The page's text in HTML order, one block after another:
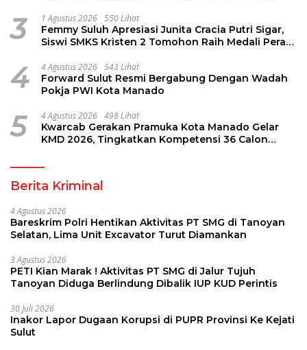
3 1 Agustus 2026 550 Lihat
Femmy Suluh Apresiasi Junita Cracia Putri Sigar,
Siswi SMKS Kristen 2 Tomohon Raih Medali Perak
4 4 Agustus 2026 543 Lihat
Forward Sulut Resmi Bergabung Dengan Wadah
Pokja PWI Kota Manado
5 4 Agustus 2026 498 Lihat
Kwarcab Gerakan Pramuka Kota Manado Gelar
KMD 2026, Tingkatkan Kompetensi 36 Calon
Berita Kriminal
4 Agustus 2026
Bareskrim Polri Hentikan Aktivitas PT SMG di Tanoyan
Selatan, Lima Unit Excavator Turut Diamankan
3 Agustus 2026
PETI Kian Marak ! Aktivitas PT SMG di Jalur Tujuh
Tanoyan Diduga Berlindung Dibalik IUP KUD Perintis
30 Juli 2026
Inakor Lapor Dugaan Korupsi di PUPR Provinsi Ke Kejati
Sulut